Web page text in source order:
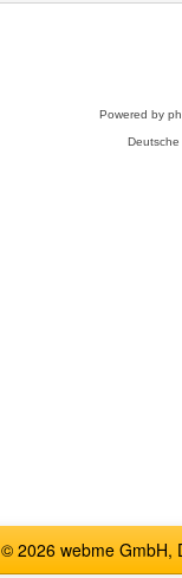
Powered by
© 2026 webme GmbH,